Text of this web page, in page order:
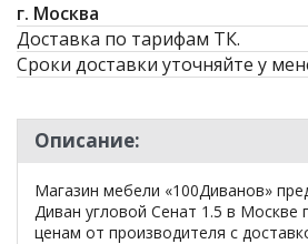
г. Москва
Доставка по тарифам ТК.
Сроки доставки уточняйте у
Описание:
Магазин мебели «100Диванов»
Диван угловой Сенат 1.5 в Москве
ценам от производителя с